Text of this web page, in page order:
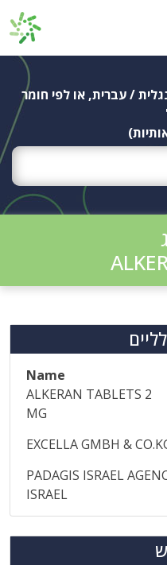
/ עברית, או לפי חומר
Name
ALKERAN TABLETS 2
MG
EXCELLA GMBH &
PADAGIS ISRAEL
ISRAEL